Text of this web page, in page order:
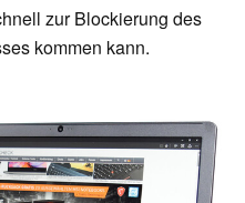
zur Blockierung des
kommen kann.